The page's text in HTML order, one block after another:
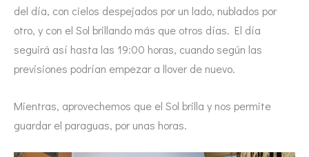
del día, con cielos despejados por un lado, nublados por
otro, y con el Sol brillando más que otros días. El día
seguirá así hasta las 19:00 horas, cuando según las
previsiones podrían empezar a llover de nuevo.
Mientras, aprovechemos que el Sol brilla y nos permite
guardar el paraguas, por unas horas.